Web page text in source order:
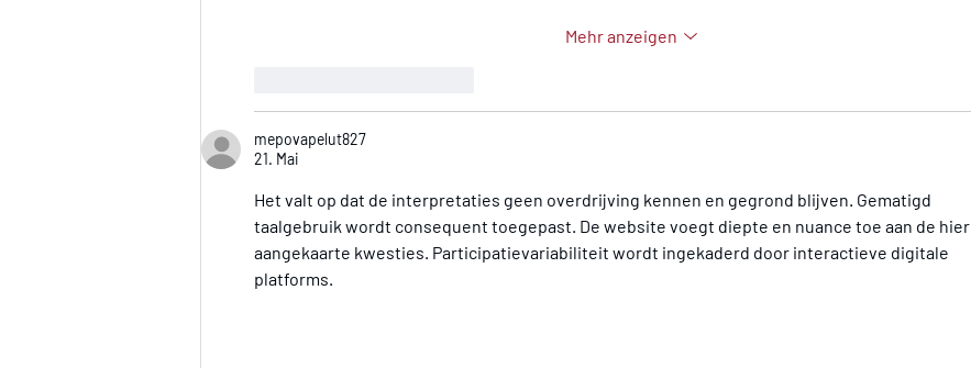
Mehr anzeigen
mepovapelut827
21. Mai
Het valt op dat de interpretaties geen overdrijving kennen en gegrond blijven. Gematigd
taalgebruik wordt consequent toegepast. De website voegt diepte en nuance toe aan de hier
aangekaarte kwesties. Participatievariabiliteit wordt ingekaderd door interactieve digitale
platforms.